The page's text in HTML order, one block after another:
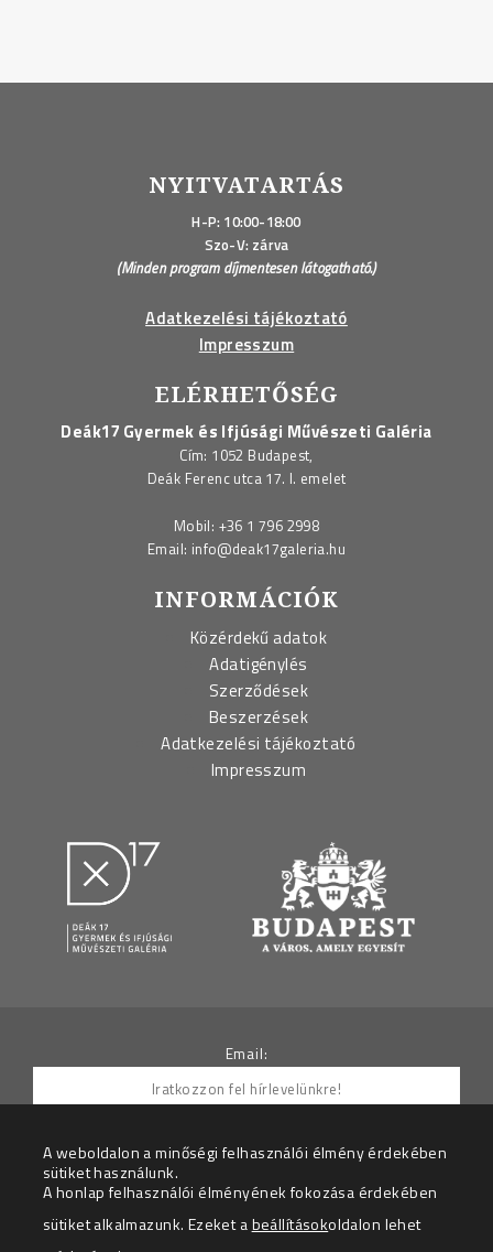
NYITVATARTÁS
H-P: 10:00-18:00
Szo-V: zárva
(Minden program díjmentesen látogatható.)
Adatkezelési tájékoztató
Impresszum
ELÉRHETŐSÉG
Deák17 Gyermek és Ifjúsági Művészeti Galéria
Cím: 1052 Budapest,
Deák Ferenc utca 17. I. emelet
Mobil: +36 1 796 2998
Email: info@deak17galeria.hu
INFORMÁCIÓK
Közérdekű adatok
Adatigénylés
Szerződések
Beszerzések
Adatkezelési tájékoztató
Impresszum
Email:
Hozzájárulok ahhoz, hogy az Adatkezelő részemre
Az adatkezelési tájékoztatót megértettem.
A weboldalon a minőségi felhasználói élmény érdekében
sütiket használunk.
A honlap felhasználói élményének fokozása érdekében
sütiket alkalmazunk. Ezeket abeállításokoldalon lehet